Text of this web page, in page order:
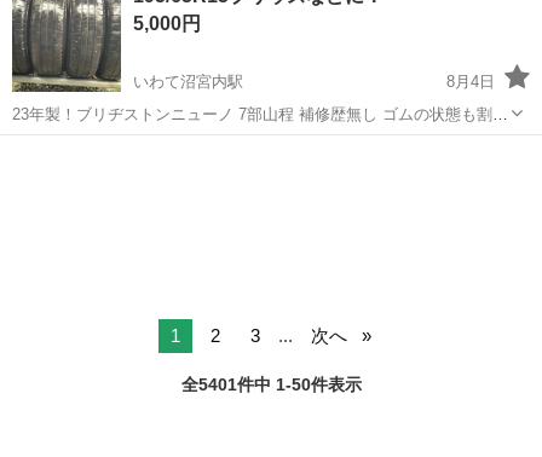
圧制御機器（シリンダ、バルブ...
5,000円
いわて沼宮内駅
8月4日
23年製！ブリヂストンニューノ 7部山程 補修歴無し ゴムの状態も割れ
なく、良好です プロフィール必読の上、お問い合わせ下さいませ お取
1 2 3 ... 次へ
全5401件中 1-50件表示